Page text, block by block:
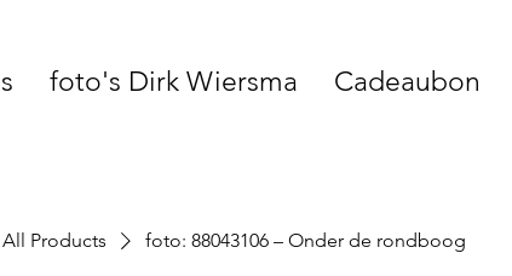
foto's Dirk Wiersma Cadeaubon
All Products foto: 88043106 – Onder de rondboog